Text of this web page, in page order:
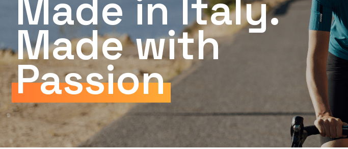
Made with
Passion